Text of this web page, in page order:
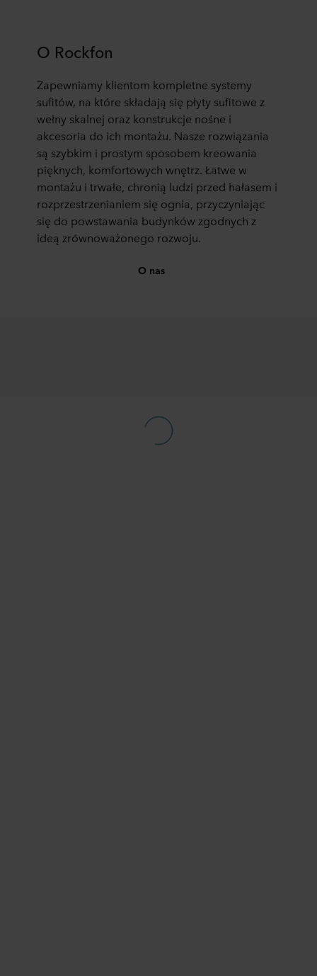
O Rockfon
Zapewniamy klientom kompletne systemy
sufitów, na które składają się płyty sufitowe z
wełny skalnej oraz konstrukcje nośne i
akcesoria do ich montażu. Nasze rozwiązania
są szybkim i prostym sposobem kreowania
pięknych, komfortowych wnętrz. Łatwe w
montażu i trwałe, chronią ludzi przed hałasem i
rozprzestrzenianiem się ognia, przyczyniając
się do powstawania budynków zgodnych z
ideą zrównoważonego rozwoju.
O nas